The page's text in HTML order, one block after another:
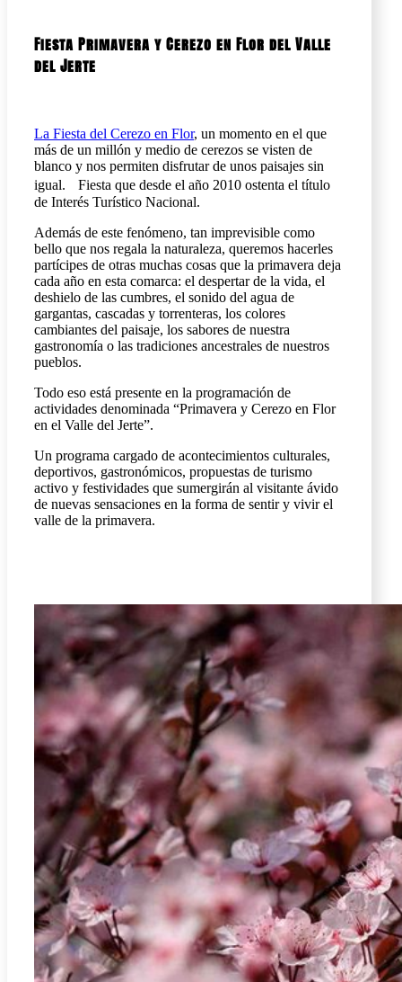
Fiesta Primavera y Cerezo en Flor del Valle
del Jerte
La Fiesta del Cerezo en Flor, un momento en el que
más de un millón y medio de cerezos se visten de
blanco y nos permiten disfrutar de unos paisajes sin
igual. Fiesta que desde el año 2010 ostenta el título
de Interés Turístico Nacional.
Además de este fenómeno, tan imprevisible como
bello que nos regala la naturaleza, queremos hacerles
partícipes de otras muchas cosas que la primavera deja
cada año en esta comarca: el despertar de la vida, el
deshielo de las cumbres, el sonido del agua de
gargantas, cascadas y torrenteras, los colores
cambiantes del paisaje, los sabores de nuestra
gastronomía o las tradiciones ancestrales de nuestros
pueblos.
Todo eso está presente en la programación de
actividades denominada “Primavera y Cerezo en Flor
en el Valle del Jerte”.
Un programa cargado de acontecimientos culturales,
deportivos, gastronómicos, propuestas de turismo
activo y festividades que sumergirán al visitante ávido
de nuevas sensaciones en la forma de sentir y vivir el
valle de la primavera.